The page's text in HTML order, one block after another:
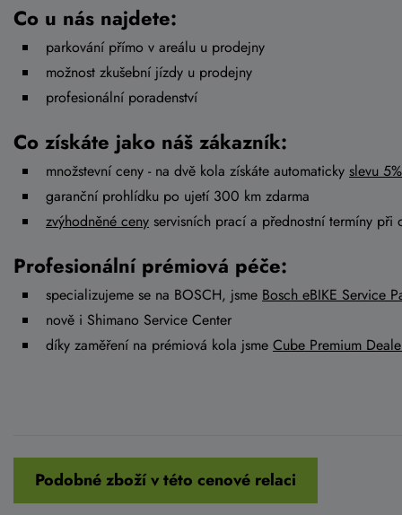
Co u nás najdete:
parkování přímo v areálu u prodejny
možnost zkušební jízdy u prodejny
profesionální poradenství
Co získáte jako náš zákazník:
množstevní ceny - na dvě kola získáte automaticky slevu 5%
garanční prohlídku po ujetí 300 km zdarma
zvýhodněné ceny servisních prací a přednostní termíny při
Profesionální prémiová péče:
specializujeme se na BOSCH, jsme Bosch eBIKE Service
nově i Shimano Service Center
díky zaměření na prémiová kola jsme Cube Premium
Podobné zboží v této cenové relaci